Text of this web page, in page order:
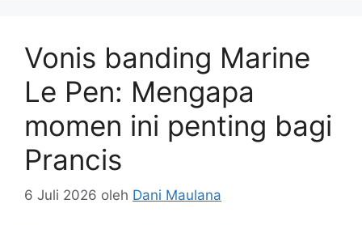
Vonis banding Marine
Le Pen: Mengapa
momen ini penting bagi
Prancis
6 Juli 2026 oleh Dani Maulana